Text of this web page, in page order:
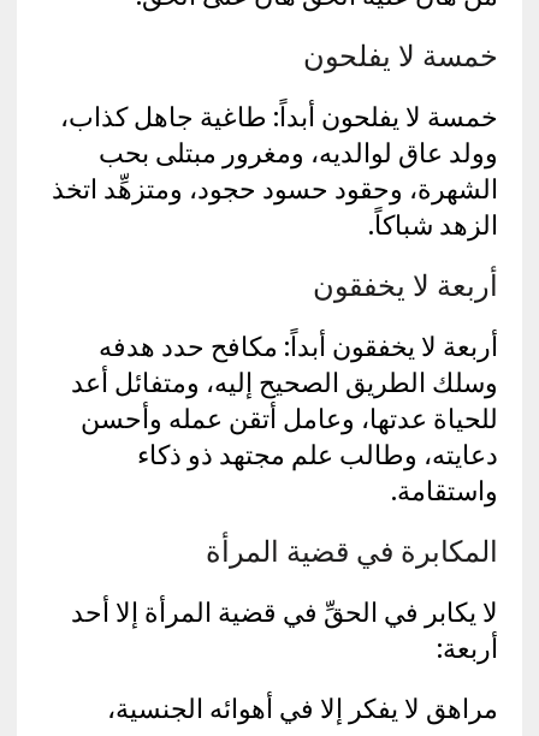
خمسة لا يفلحون
خمسة لا يفلحون أبداً: طاغية جاهل كذاب،
وولد عاق لوالديه، ومغرور مبتلى بحب
الشهرة، وحقود حسود حجود، ومتزهِّد اتخذ
الزهد شباكاً.
أربعة لا يخفقون
أربعة لا يخفقون أبداً: مكافح حدد هدفه
وسلك الطريق الصحيح إليه، ومتفائل أعد
للحياة عدتها، وعامل أتقن عمله وأحسن
دعايته، وطالب علم مجتهد ذو ذكاء
واستقامة.
المكابرة في قضية المرأة
لا يكابر في الحقِّ في قضية المرأة إلا أحد
أربعة:
مراهق لا يفكر إلا في أهوائه الجنسية،